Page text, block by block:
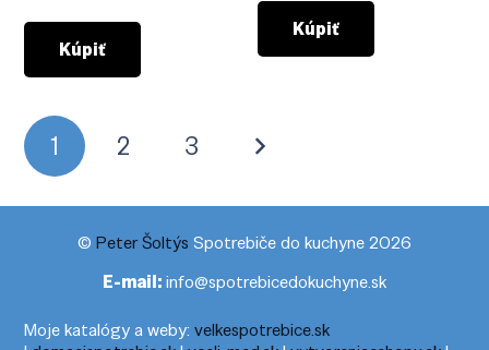
Kúpiť
Kúpiť
Stránkovanie
príspevkov
1 2 3
© Peter Šoltýs Spotrebiče do kuchyne 2026
E-mail:info@spotrebicedokuchyne.sk
Moje katalógy a weby:velkespotrebice.sk